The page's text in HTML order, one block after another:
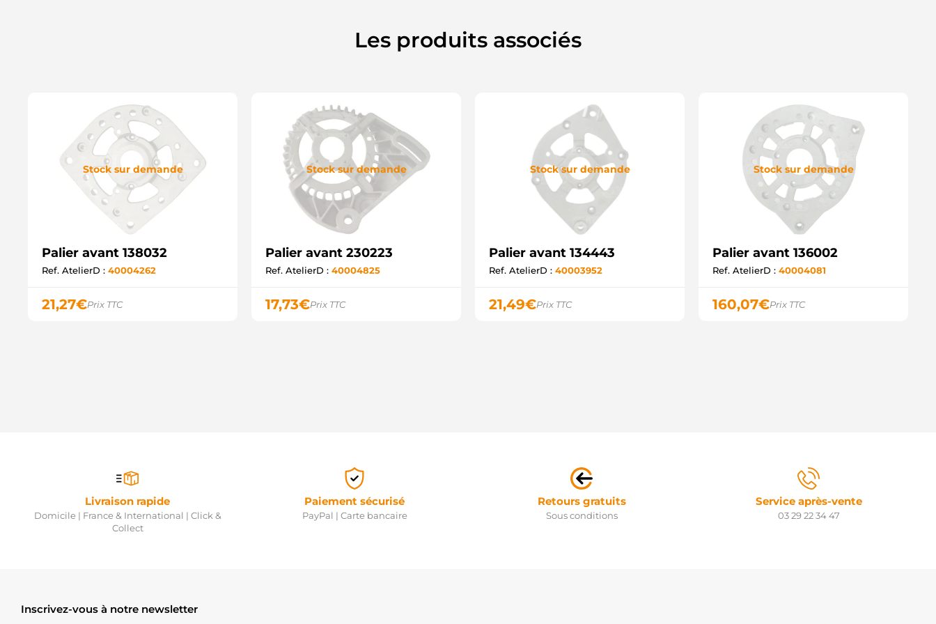
Les produits associés
Stock sur demande
Palier avant 138032
Ref. AtelierD : 40004262
21,27€Prix TTC
Stock sur demande
Palier avant 230223
Ref. AtelierD : 40004825
17,73€Prix TTC
Stock sur demande
Palier avant 134443
Ref. AtelierD : 40003952
21,49€Prix TTC
Stock sur demande
Palier avant 136002
Ref. AtelierD : 40004081
160,07€Prix TTC
Livraison rapide
Domicile | France & International | Click &
Collect
Paiement sécurisé
PayPal | Carte bancaire
Retours gratuits
Sous conditions
Service après-vente
03 29 22 34 47
Inscrivez-vous à notre newsletter